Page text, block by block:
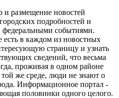
и размещение новостей
подробностей и
федеральными событиями.
есть в каждом из новостных
страницу и узнать
сведений, что весьма
проживая в одном районе
же среде, люди не знают о
Информационное портал -
половинки одного целого.